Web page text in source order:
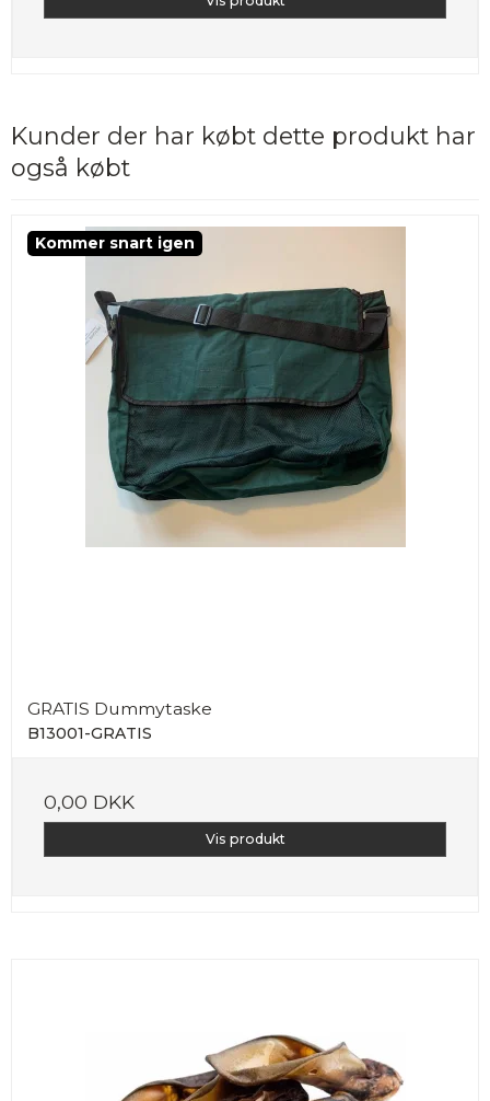
Kunder der har købt dette produkt har
også købt
Kommer snart igen
GRATIS Dummytaske
B13001-GRATIS
0,00 DKK
Vis produkt